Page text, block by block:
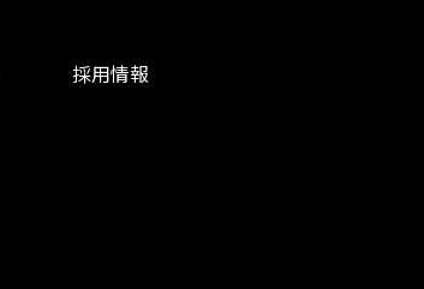
採用情報